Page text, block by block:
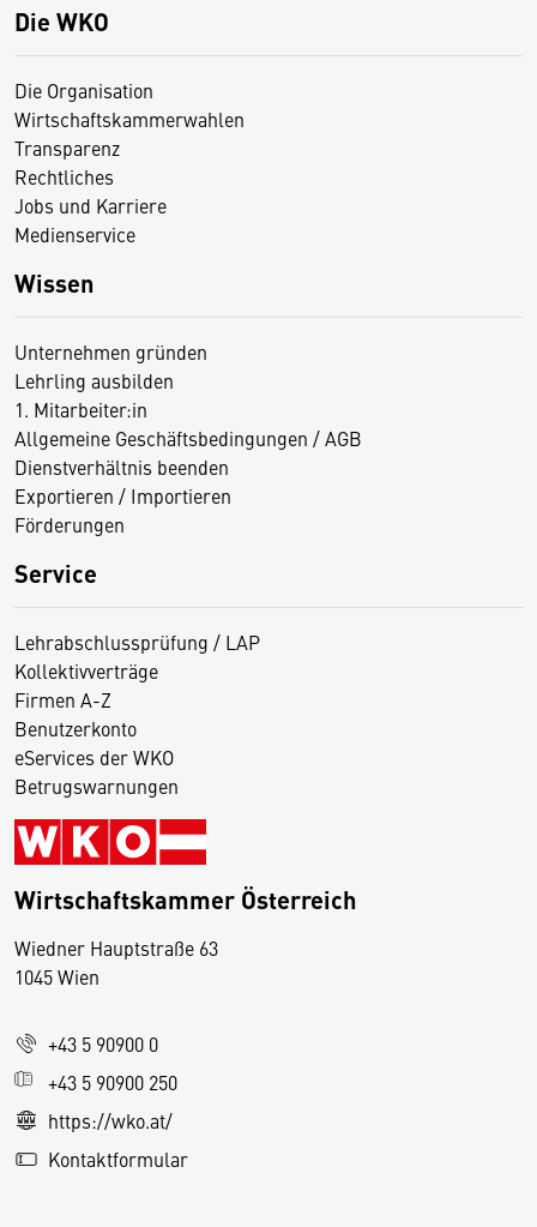
Die WKO
Die Organisation
Wirtschaftskammerwahlen
Transparenz
Rechtliches
Jobs und Karriere
Medienservice
Wissen
Unternehmen gründen
Lehrling ausbilden
1. Mitarbeiter:in
Allgemeine Geschäftsbedingungen / AGB
Dienstverhältnis beenden
Exportieren / Importieren
Förderungen
Service
Lehrabschlussprüfung / LAP
Kollektivverträge
Firmen A-Z
Benutzerkonto
eServices der WKO
Betrugswarnungen
Wirtschaftskammer Österreich
Wiedner Hauptstraße 63
1045 Wien
+43 5 90900 0
+43 5 90900 250
https://wko.at/
Kontaktformular
D
s
e
S
e